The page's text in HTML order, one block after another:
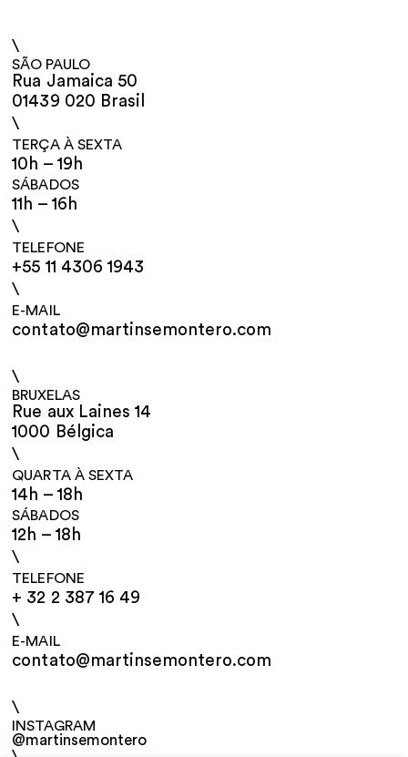
\
SÃO PAULO
Rua Jamaica 50
01439 020 Brasil
\
TERÇA À SEXTA
10h – 19h
SÁBADOS
11h – 16h
\
TELEFONE
+55 11 4306 1943
\
E-MAIL
contato@martinsemontero.com
\
BRUXELAS
Rue aux Laines 14
1000 Bélgica
\
QUARTA À SEXTA
14h – 18h
SÁBADOS
12h – 18h
\
TELEFONE
+ 32 2 387 16 49
\
E-MAIL
contato@martinsemontero.com
\
INSTAGRAM
@martinsemontero